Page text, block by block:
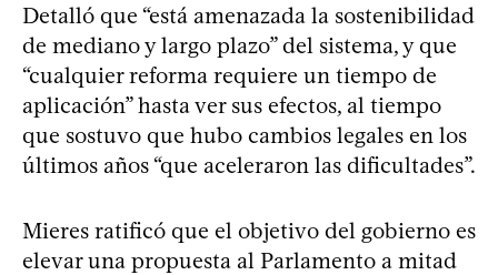
Detalló que “está amenazada la sostenibilidad
de mediano y largo plazo” del sistema, y que
“cualquier reforma requiere un tiempo de
aplicación” hasta ver sus efectos, al tiempo
que sostuvo que hubo cambios legales en los
últimos años “que aceleraron las dificultades”.
Mieres ratificó que el objetivo del gobierno es
elevar una propuesta al Parlamento a mitad